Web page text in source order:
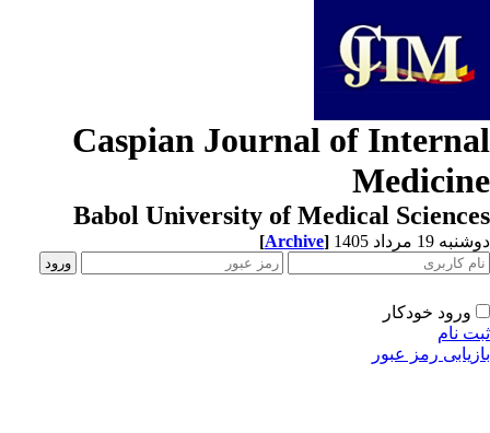
Caspian Journal of
Babol University of Medical
19 مرداد 1405 [Archive]
ورود خودکار
نام
رمز عبور